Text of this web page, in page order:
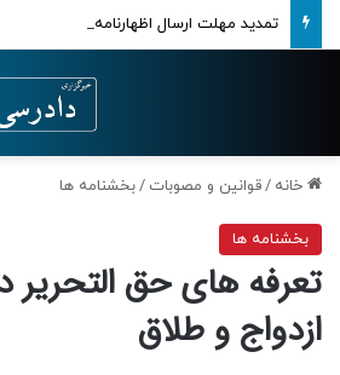
تمدید مهلت ارسال اظهارنامه‌های مالیاتی تا
خانه /قوانین و مصوبات /بخشنامه ها
بخشنامه ها
تعرفه های حق التحریر
ازدواج و طلاق